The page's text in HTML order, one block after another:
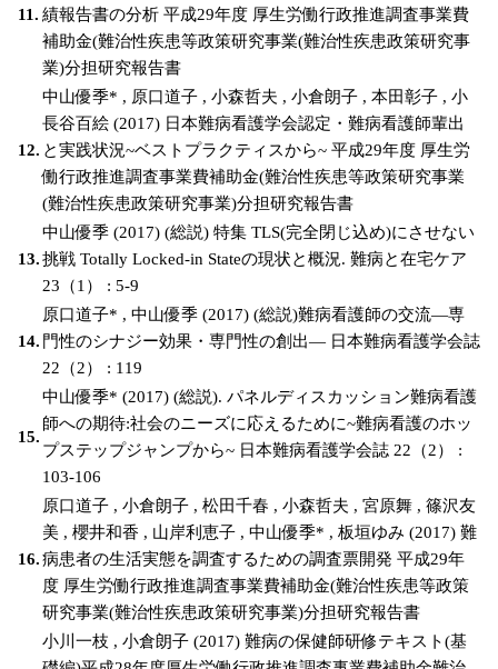
11. 績報告書の分析 平成29年度 厚生労働行政推進調査事業費
補助金(難治性疾患等政策研究事業(難治性疾患政策研究事
業)分担研究報告書
12.
中山優季* , 原口道子 , 小森哲夫 , 小倉朗子 , 本田彰子 , 小
長谷百絵 (2017) 日本難病看護学会認定・難病看護師輩出
と実践状況~ベストプラクティスから~ 平成29年度 厚生労
働行政推進調査事業費補助金(難治性疾患等政策研究事業
(難治性疾患政策研究事業)分担研究報告書
13.
中山優季 (2017) (総説) 特集 TLS(完全閉じ込め)にさせない
挑戦 Totally Locked-in Stateの現状と概況. 難病と在宅ケア
23（1） : 5-9
14.
原口道子* , 中山優季 (2017) (総説)難病看護師の交流―専
門性のシナジー効果・専門性の創出― 日本難病看護学会誌
22（2） : 119
15.
中山優季* (2017) (総説). パネルディスカッション難病看護
師への期待:社会のニーズに応えるために~難病看護のホッ
プステップジャンプから~ 日本難病看護学会誌 22（2） :
103-106
16.
原口道子 , 小倉朗子 , 松田千春 , 小森哲夫 , 宮原舞 , 篠沢友
美 , 櫻井和香 , 山岸利恵子 , 中山優季* , 板垣ゆみ (2017) 難
病患者の生活実態を調査するための調査票開発 平成29年
度 厚生労働行政推進調査事業費補助金(難治性疾患等政策
研究事業(難治性疾患政策研究事業)分担研究報告書
小川一枝 , 小倉朗子 (2017) 難病の保健師研修テキスト(基